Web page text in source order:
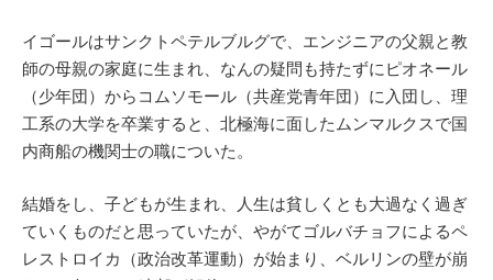
イゴールはサンクトペテルブルグで、エンジニアの父親と教
師の母親の家庭に生まれ、なんの疑問も持たずにピオネール
（少年団）からコムソモール（共産党青年団）に入団し、理
工系の大学を卒業すると、北極海に面したムンマルクスで国
内商船の機関士の職についた。
結婚をし、子どもが生まれ、人生は貧しくとも大過なく過ぎ
ていくものだと思っていたが、やがてゴルバチョフによるペ
レストロイカ（政治改革運動）が始まり、ベルリンの壁が崩